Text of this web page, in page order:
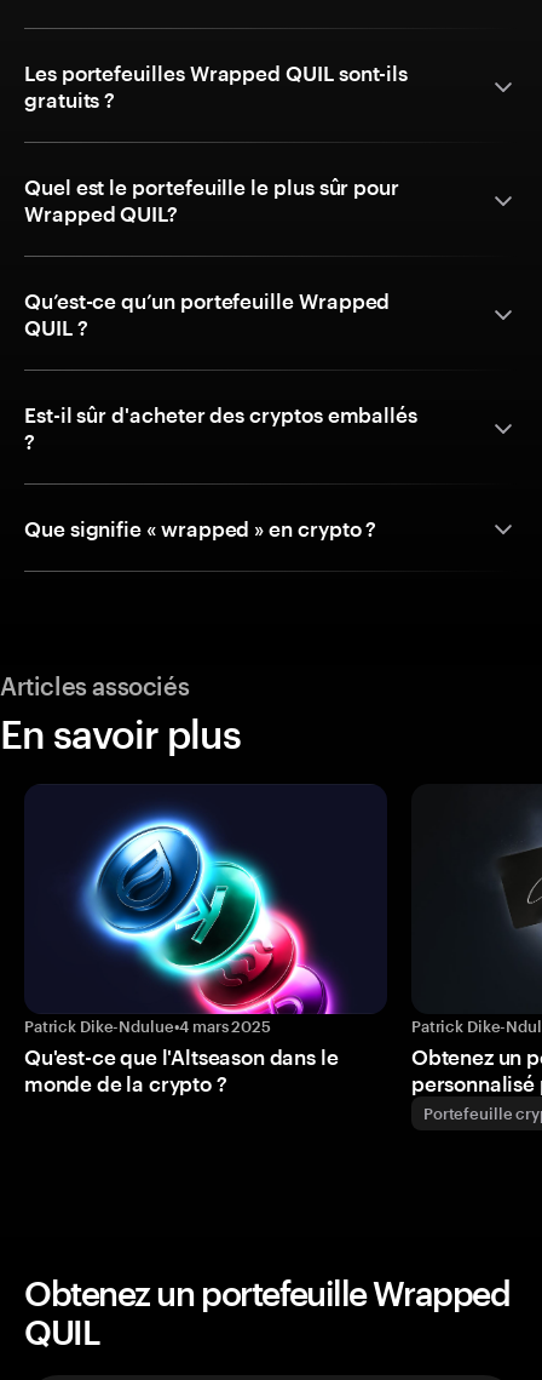
Les portefeuilles Wrapped QUIL sont-ils
gratuits ?
Quel est le portefeuille le plus sûr pour
Wrapped QUIL?
Qu’est-ce qu’un portefeuille Wrapped
QUIL ?
Est-il sûr d'acheter des cryptos emballés
?
Que signifie « wrapped » en crypto ?
Articles associés
En savoir plus
Patrick Dike-Ndulue•4 mars 2025
Qu'est-ce que l'Altseason dans le
monde de la crypto ?
Patrick Dike-
Obtenez un
personnalisé
Portefeuille
Obtenez un portefeuille Wrapped
QUIL